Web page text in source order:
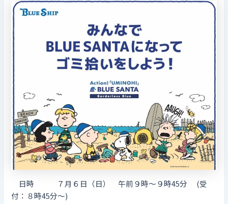
日時 ７月６日（日） 午前９時～９時45分 (受
付：８時45分～)